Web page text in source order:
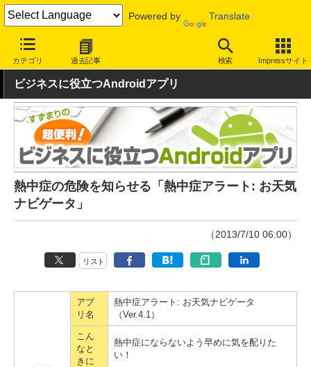
Powered by Translate
カテゴリ 過去記事 検索 Impressサイト
INTERNET Watch サービス/ソフト サービス ニュース/生活
ビジネスに役立つAndroidアプリ
熱中症の危険を知らせる「熱中症アラート: お天気
ナビゲータ」
（2013/7/10 06:00）
リスト
アプ
リ名
熱中症アラート: お天気ナビゲータ
（Ver.4.1）
こん
なと
きに
熱中症にならないよう早めに気を配りた
い！